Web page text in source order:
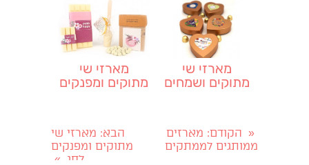
מארזי שי
מתוקים ושמחים
מארזי שי
מתוקים ומפנקים
« הקודם: מארזים
ממותגים לממתקים
הבא: מארזי שי
מתוקים ומפנקים
לחג
»